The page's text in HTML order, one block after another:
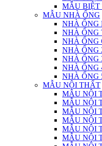
MẪU
MẪU NHÀ ỐNG
NHÀ
NHÀ ỐNG
NHÀ ỐNG
NHÀ ỐNG
NHÀ ỐNG
NHÀ ỐNG
NHÀ ỐNG
MẪU NỘI THẤT
MẪU NỘI
MẪU NỘI
MẪU NỘI
MẪU NỘI
MẪU NỘI
MẪU NỘI